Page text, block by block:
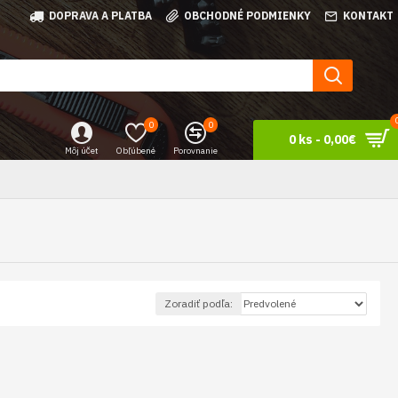
DOPRAVA A PLATBA OBCHODNÉ PODMIENKY KONTAKT
Môj účet Obľúbené
0
Porovnanie
0
0 ks - 0,00€
Zoradiť podľa: